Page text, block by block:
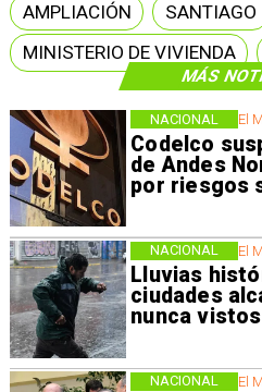
MÁS
El
Codelco
de Andes
por riesgos
NACIONAL
El
Lluvias
ciudades
nunca vistos
NACIONAL
El
NACIONAL
AMPLIACIÓN
SANTIAGO
MINISTERIO DE VIVIENDA